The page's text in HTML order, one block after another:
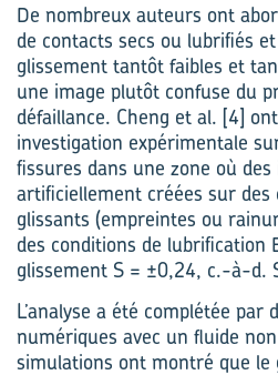
De nombreux auteurs ont
de contacts secs ou lubrifiés
glissement tantôt faibles et
une image plutôt confuse du
défaillance. Cheng et al. [4]
investigation expérimentale
fissures dans une zone où
artificiellement créées sur
glissants (empreintes ou
des conditions de lubrification
glissement S = ±0,24, c.-à-d.
L’analyse a été complétée par
numériques avec un fluide
simulations ont montré que